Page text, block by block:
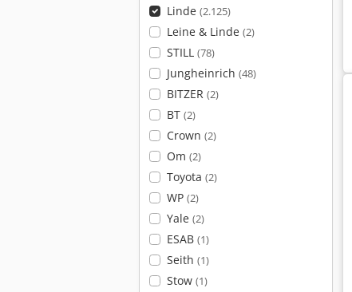
Linde (2.125)
Leine & Linde (2)
STILL (78)
Jungheinrich (48)
BITZER (2)
BT (2)
Crown (2)
Om (2)
Toyota (2)
WP (2)
Yale (2)
ESAB (1)
Seith (1)
Stow (1)